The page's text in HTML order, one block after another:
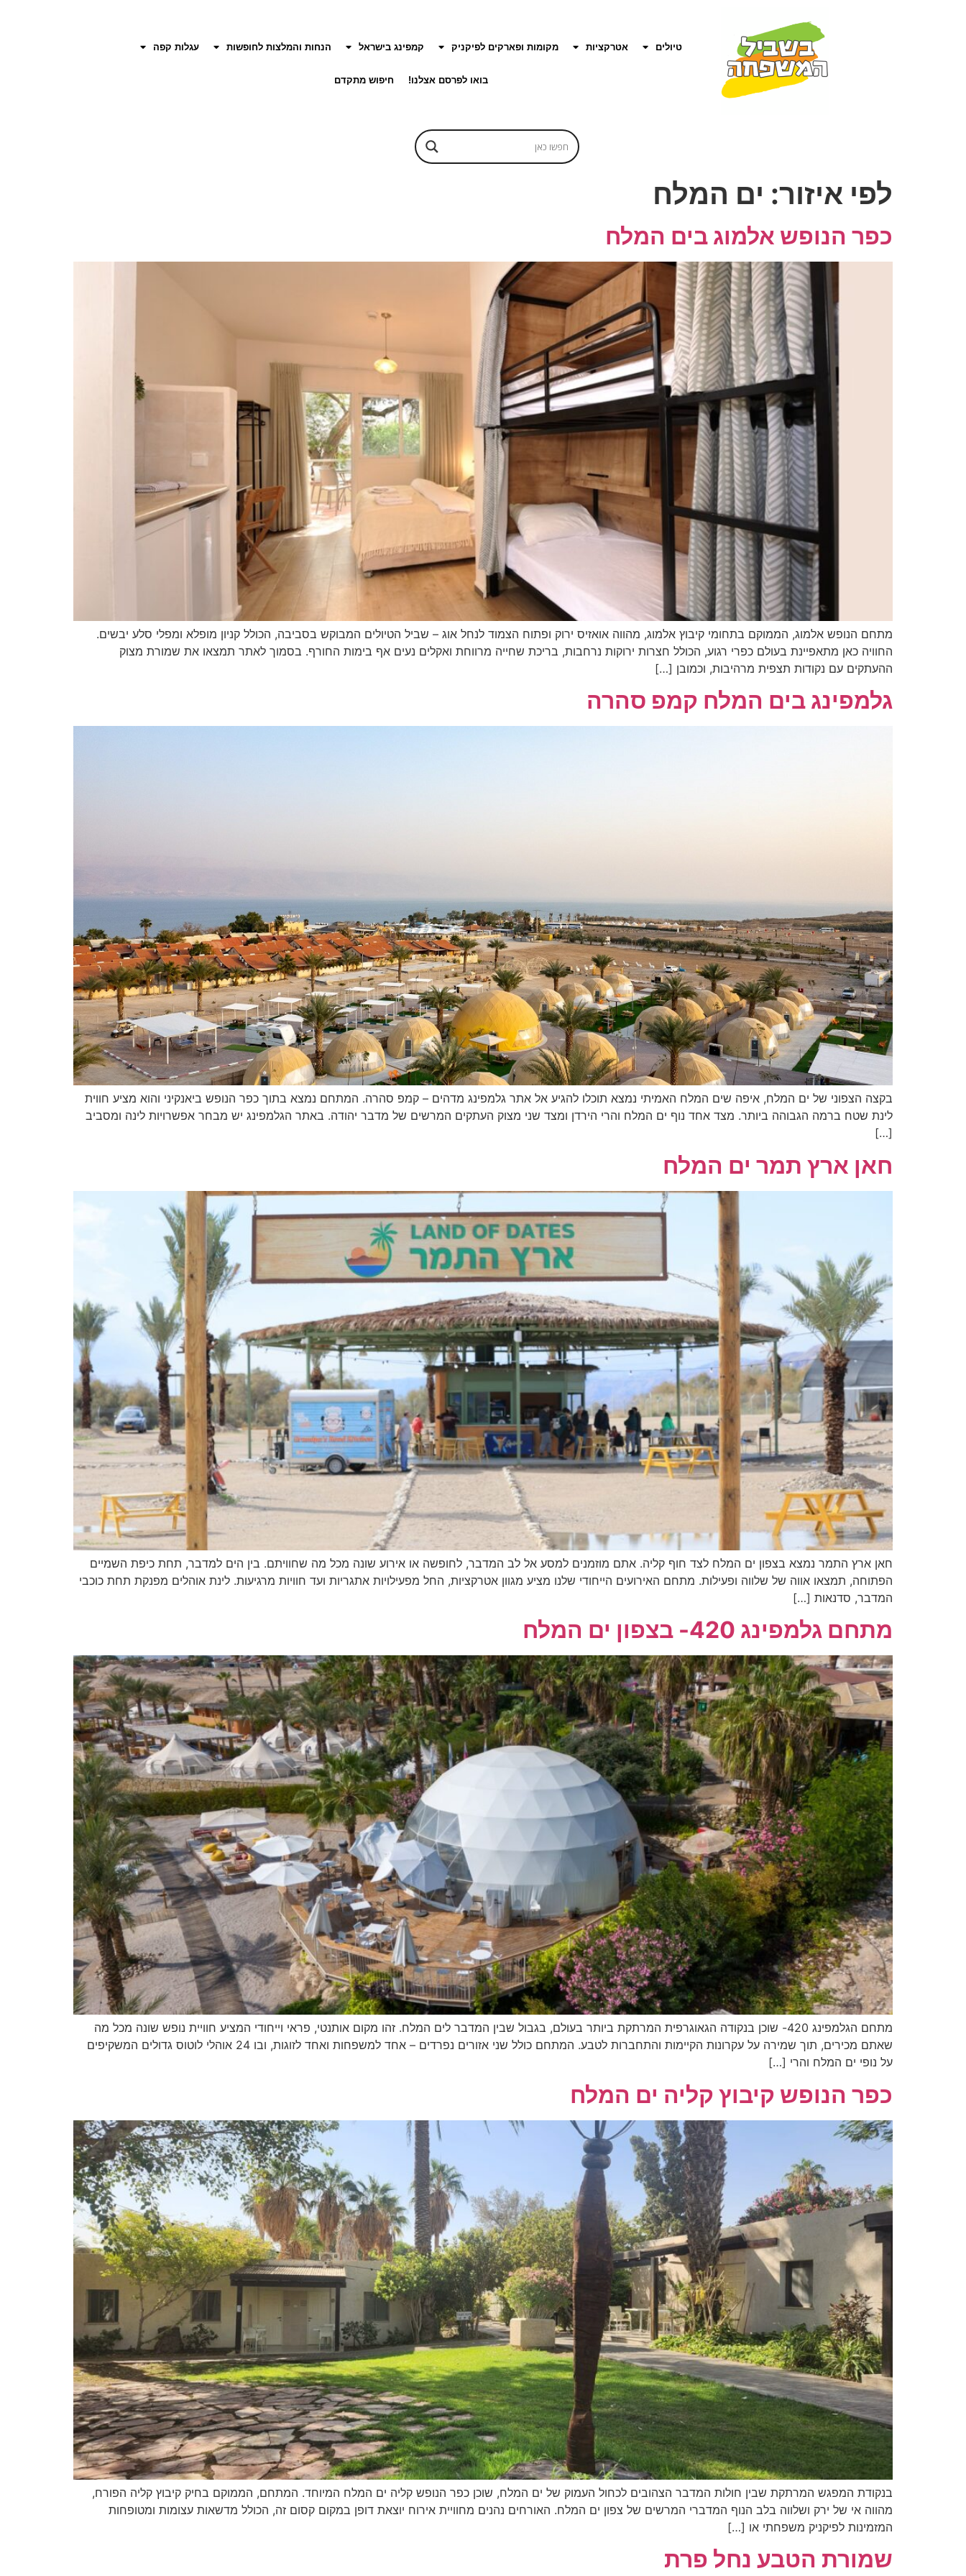
טיולים אטרקציות מקומות ופארקים לפיקניק קמפינג בישראל הנחות והמלצות לחופשות עגלות קפה
בואו לפרסם אצלנו! חיפוש מתקדם
לפי איזור: ים המלח
כפר הנופש אלמוג בים המלח
מתחם הנופש אלמוג, הממוקם בתחומי קיבוץ אלמוג, מהווה אואזיס ירוק ופתוח הצמוד לנחל אוג – שביל הטיולים המבוקש בסביבה, הכולל קניון מופלא ומפלי סלע יבשים.
החוויה כאן מתאפיינת בעולם כפרי רגוע, הכולל חצרות ירוקות נרחבות, בריכת שחייה מרווחת ואקלים נעים אף בימות החורף. בסמוך לאתר תמצאו את שמורת מצוק
ההעתקים עם נקודות תצפית מרהיבות, וכמובן […]
גלמפינג בים המלח קמפ סהרה
בקצה הצפוני של ים המלח, איפה שים המלח האמיתי נמצא תוכלו להגיע אל אתר גלמפינג מדהים – קמפ סהרה. המתחם נמצא בתוך כפר הנופש ביאנקיני והוא מציע חווית
לינת שטח ברמה הגבוהה ביותר. מצד אחד נוף ים המלח והרי הירדן ומצד שני מצוק העתקים המרשים של מדבר יהודה. באתר הגלמפינג יש מבחר אפשרויות לינה ומסביב
[…]
חאן ארץ תמר ים המלח
חאן ארץ התמר נמצא בצפון ים המלח לצד חוף קליה. אתם מוזמנים למסע אל לב המדבר, לחופשה או אירוע שונה מכל מה שחוויתם. בין הים למדבר, תחת כיפת השמיים
הפתוחה, תמצאו אווה של שלווה ופעילות. מתחם האירועים הייחודי שלנו מציע מגוון אטרקציות, החל מפעילויות אתגריות ועד חוויות מרגיעות. לינת אוהלים מפנקת תחת כוכבי
המדבר, סדנאות […]
מתחם גלמפינג 420- בצפון ים המלח
מתחם הגלמפינג 420- שוכן בנקודה הגאוגרפית המרתקת ביותר בעולם, בגבול שבין המדבר לים המלח. זהו מקום אותנטי, פראי וייחודי המציע חוויית נופש שונה מכל מה
שאתם מכירים, תוך שמירה על עקרונות הקיימות והתחברות לטבע. המתחם כולל שני אזורים נפרדים – אחד למשפחות ואחד לזוגות, ובו 24 אוהלי לוטוס גדולים המשקיפים
על נופי ים המלח והרי […]
כפר הנופש קיבוץ קליה ים המלח
בנקודת המפגש המרתקת שבין חולות המדבר הצהובים לכחול העמוק של ים המלח, שוכן כפר הנופש קליה ים המלח המיוחד. המתחם, הממוקם בחיק קיבוץ קליה הפורח,
מהווה אי של ירק ושלווה בלב הנוף המדברי המרשים של צפון ים המלח. האורחים נהנים מחוויית אירוח יוצאת דופן במקום קסום זה, הכולל מדשאות עצומות ומטופחות
המזמינות לפיקניק משפחתי או […]
שמורת הטבע נחל פרת